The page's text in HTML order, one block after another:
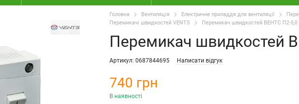
Головна Вентиляція Електричне приладдя для вентиляції
Перемикачі швидкостей VENTS
Перемикач швидкостей ВЕНТС П2-
Перемикач швидкостей
Артикул: 0687844695 Написати відгук
740 грн
В наявності